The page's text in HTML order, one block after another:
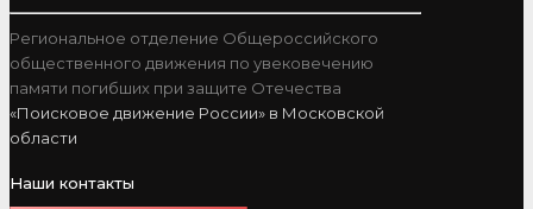
Региональное отделение Общероссийского
общественного движения по увековечению
памяти погибших при защите Отечества
«Поисковое движение России» в Московской
области
Наши контакты